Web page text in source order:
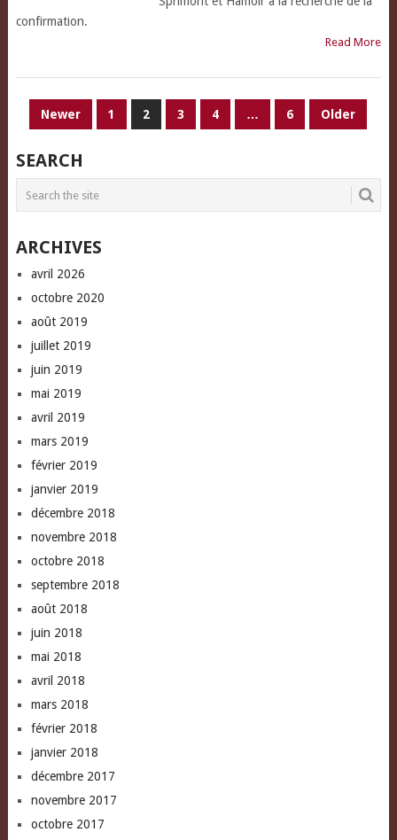
confirmation.
Read More
PAGINATION
PUBLICATIONS
Newer 1 2 3 4 … 6 Older
SEARCH
ARCHIVES
avril 2026
octobre 2020
août 2019
juillet 2019
juin 2019
mai 2019
avril 2019
mars 2019
février 2019
janvier 2019
décembre 2018
novembre 2018
octobre 2018
septembre 2018
août 2018
juin 2018
mai 2018
avril 2018
mars 2018
février 2018
janvier 2018
décembre 2017
novembre 2017
octobre 2017